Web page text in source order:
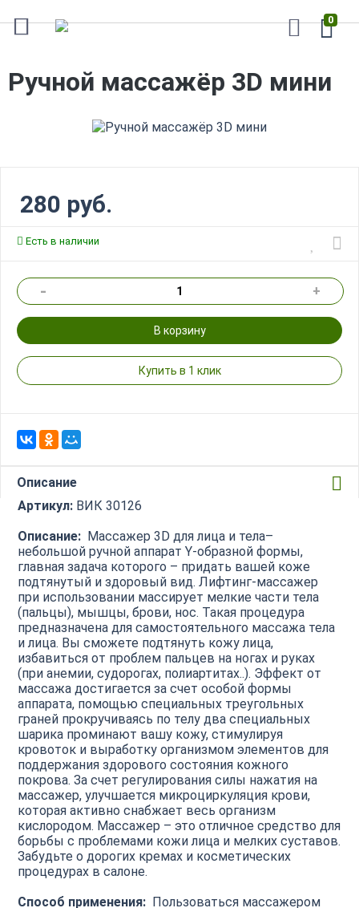
0
Ручной массажёр 3D мини
280 руб.
Есть в наличии
- +
В корзину
Купить в 1 клик
Описание
Артикул: ВИК 30126
Описание: Массажер 3D для лица и тела–
небольшой ручной аппарат Y-образной формы,
главная задача которого – придать вашей коже
подтянутый и здоровый вид. Лифтинг-массажер
при использовании массирует мелкие части тела
(пальцы), мышцы, брови, нос. Такая процедура
предназначена для самостоятельного массажа тела
и лица. Вы сможете подтянуть кожу лица,
избавиться от проблем пальцев на ногах и руках
(при анемии, судорогах, полиартитах..). Эффект от
массажа достигается за счет особой формы
аппарата, помощью специальных треугольных
граней прокручиваясь по телу два специальных
шарика проминают вашу кожу, стимулируя
кровоток и выработку организмом элементов для
поддержания здорового состояния кожного
покрова. За счет регулирования силы нажатия на
массажер, улучшается микроциркуляция крови,
которая активно снабжает весь организм
кислородом. Массажер – это отличное средство для
борьбы с проблемами кожи лица и мелких суставов.
Забудьте о дорогих кремах и косметических
процедурах в салоне.
Способ применения: Пользоваться массажером